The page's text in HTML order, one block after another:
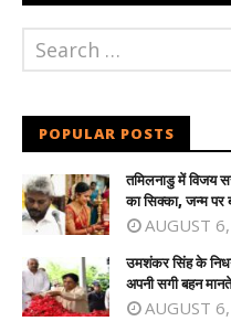
POPULAR POSTS
तमिलनाडु में विजय
का सिक्का, जन्म पर
AUGUST
उमशंकर सिंह के
अपनी सगी बहन
AUGUST